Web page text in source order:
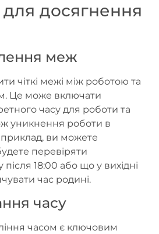
досягнення
меж
чіткі межі між роботою та
Це може включати
часу для роботи та
уникнення роботи в
ви можете
перевіряти
18:00 або що у вихідні
час родині.
часу
часом є ключовим